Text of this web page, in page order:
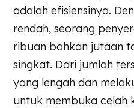
adalah efisiensinya.
rendah, seorang
ribuan bahkan jutaan
singkat. Dari jumlah
yang lengah dan
untuk membuka celah